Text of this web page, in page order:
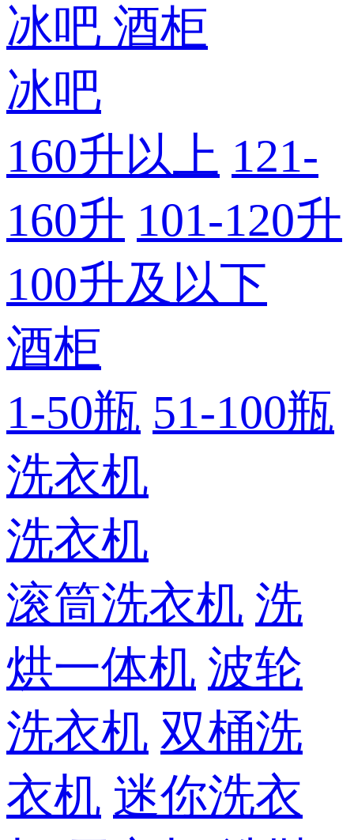
冰吧 酒柜
冰吧
160升以上 121-
160升 101-120升
100升及以下
酒柜
1-50瓶 51-100瓶
洗衣机
洗衣机
滚筒洗衣机 洗
烘一体机 波轮
洗衣机 双桶洗
衣机 迷你洗衣